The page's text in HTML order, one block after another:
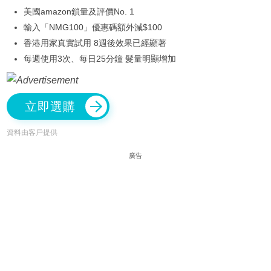
美國amazon鎖量及評價No. 1
輸入「NMG100」優惠碼額外減$100
香港用家真實試用 8週後效果已經顯著
每週使用3次、每日25分鐘 髮量明顯增加
立即選購
資料由客戶提供
廣告